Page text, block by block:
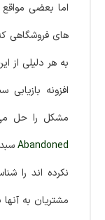
اما بعضی
های فروشگاهی
به هر دلیلی از
افزونه
مشکل را حل
Abandoned
نکرده اند را
مشتریان به